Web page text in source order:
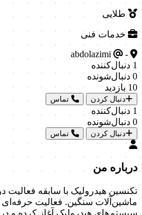
طلایی
خدمات فنی
-
1 دنبال‌کننده
0 دنبال‌شونده
10 بازدید
دنبال کردن تماس
1 دنبال‌کننده
0 دنبال‌شونده
دنبال کردن تماس
درباره من
تکنسین هیدرولیک با سابقه
ماشین‌آلات سنگین. فعالیت حرفه‌ای
سیستم‌های هیدرولیک آغاز کرده و